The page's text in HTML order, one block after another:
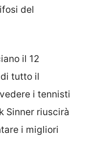
del
il 12
tutto il
i tennisti
Sinner riuscirà
i migliori